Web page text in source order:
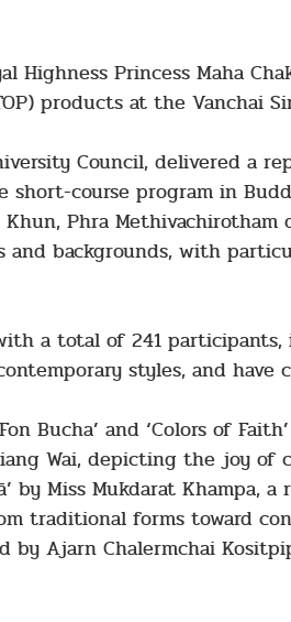
Highness Princess Maha
products at the Vanchai
Council, delivered a
course program in
Phra Methivachirotham
and backgrounds, with
a total of 241
styles, and
and ‘Colors of
Wai, depicting the joy of
by Miss Mukdarat Khampa,
traditional forms toward
by Ajarn Chalermchai